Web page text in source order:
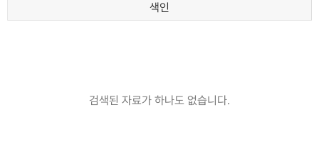
색인
검색된 자료가 하나도 없습니다.